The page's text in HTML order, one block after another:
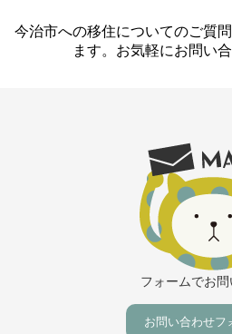
今治市への移住についてのご質
ます。お気軽にお問い
フォームでお
お問い合わせフ